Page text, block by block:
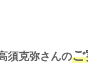
須克弥さんの